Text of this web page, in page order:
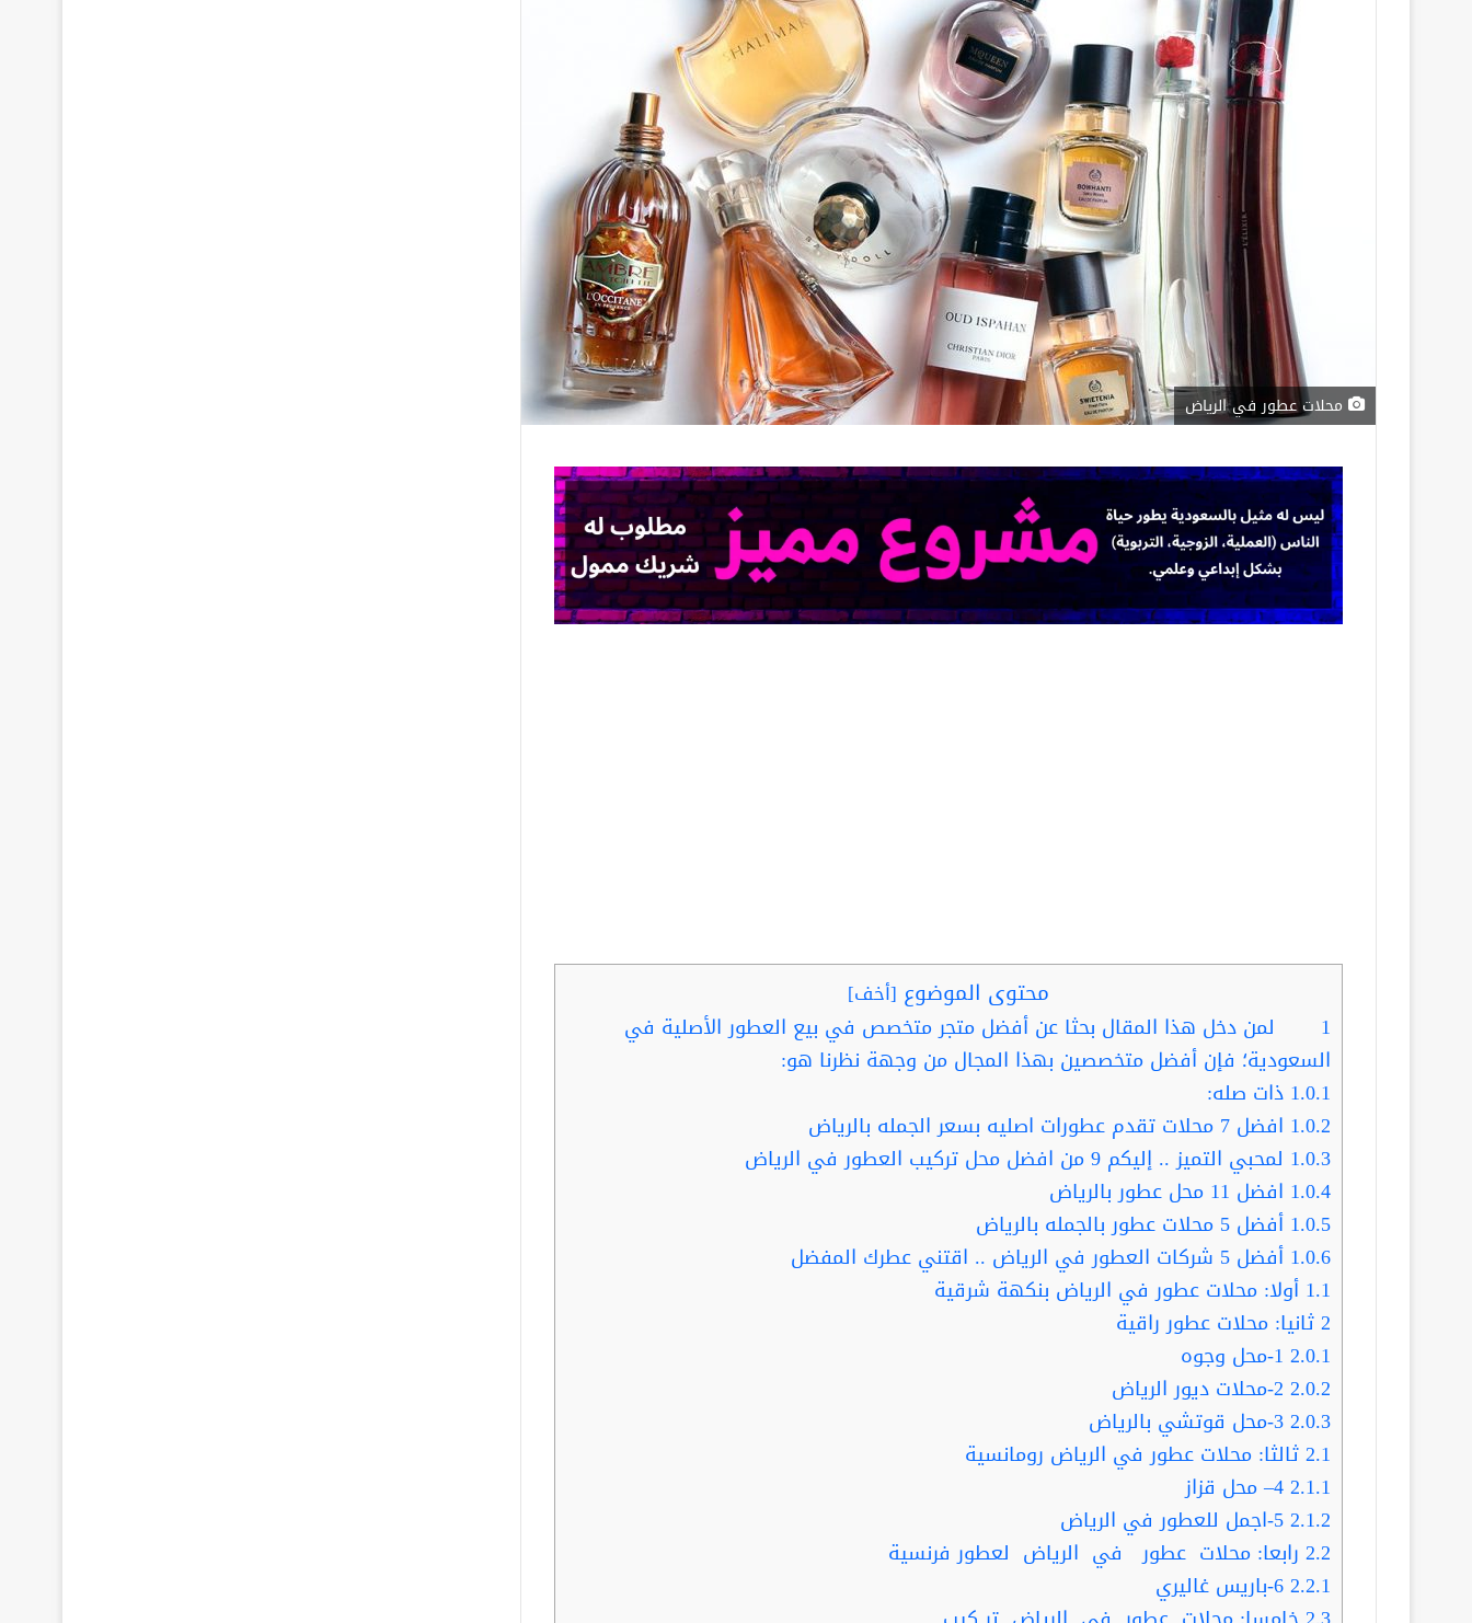
محلات عطور في الرياض
محتوى الموضوع [أخف]
1 لمن دخل هذا المقال بحثا عن أفضل متجر متخصص في بيع العطور الأصلية في
السعودية؛ فإن أفضل متخصصين بهذا المجال من وجهة نظرنا هو:
1.0.1 ذات صله:
1.0.2 افضل 7 محلات تقدم عطورات اصليه بسعر الجمله بالرياض
1.0.3 لمحبي التميز .. إليكم 9 من افضل محل تركيب العطور في الرياض
1.0.4 افضل 11 محل عطور بالرياض
1.0.5 أفضل 5 محلات عطور بالجمله بالرياض
1.0.6 أفضل 5 شركات العطور في الرياض .. اقتني عطرك المفضل
1.1 أولا: محلات عطور في الرياض بنكهة شرقية
2ثانيا: محلات عطور راقية
2.0.1
2.0.2
2.0.3
2.1ثالثا: محلات عطور في الرياض رومانسية
2.1.1
2.1.2
2.2 رابعا: محلات عطور في الرياض لعطور فرنسية
2.2.1